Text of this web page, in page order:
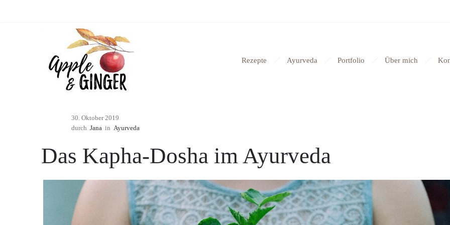
Rezepte Ayurveda Portfolio Über mich
30. Oktober 2019
durch Jana in Ayurveda
Das Kapha-Dosha im Ayurveda